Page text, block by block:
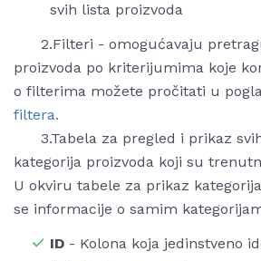
svih lista proizvoda
2.Filteri - omogućavaju
proizvoda po kriterijumima koje
o filterima možete pročitati u
filtera.
3.Tabela za pregled i prikaz
kategorija proizvoda koji su
U okviru tabele za prikaz
se informacije o samim
ID - Kolona koja jedinstveno